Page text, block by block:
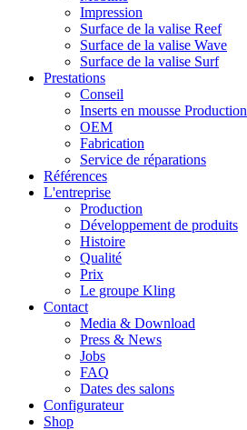
Impression
Surface de la valise Reef
Surface de la valise Wave
Surface de la valise Surf
Prestations
Conseil
Inserts en mousse Production
OEM
Fabrication
Service de réparations
Références
L'entreprise
Production
Développement de produits
Histoire
Qualité
Prix
Le groupe Kling
Contact
Media & Download
Press & News
Jobs
FAQ
Dates des salons
Configurateur
Shop